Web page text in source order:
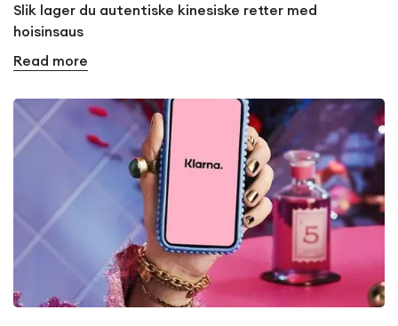
Slik lager du autentiske kinesiske retter med
hoisinsaus
Read more